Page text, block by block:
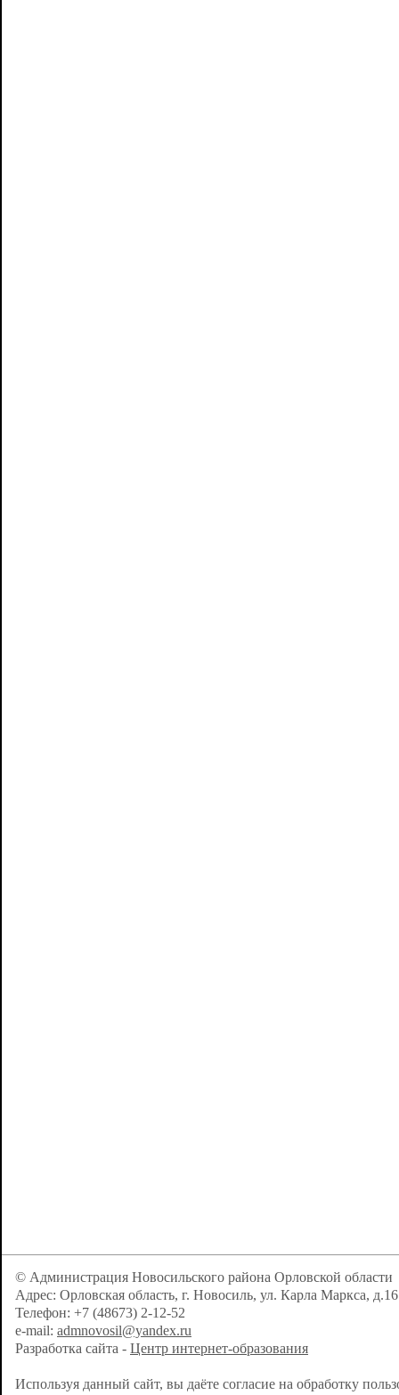
© Администрация Новосильского района Орловской области
Адрес: Орловская область, г. Новосиль, ул. Карла Маркса, д.16
Телефон: +7 (48673) 2-12-52
e-mail: admnovosil@yandex.ru
Разработка сайта - Центр интернет-образования
Используя данный сайт, вы даёте согласие на обработку